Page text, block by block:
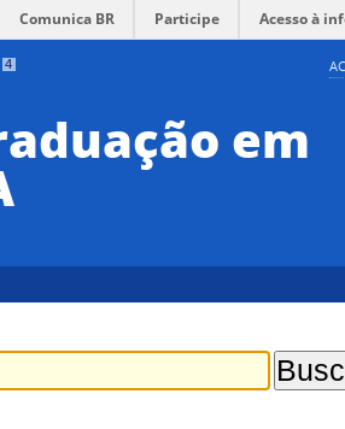
4
Comunica BR Participe Acesso à
em